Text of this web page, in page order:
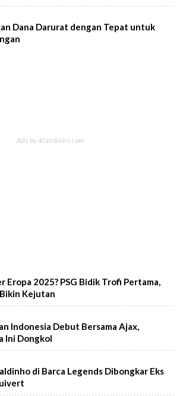
Dana Darurat dengan Tepat untuk
Eropa 2025? PSG Bidik Trofi Pertama,
Kejutan
Indonesia Debut Bersama Ajax,
Ini Dongkol
di Barca Legends Dibongkar Eks